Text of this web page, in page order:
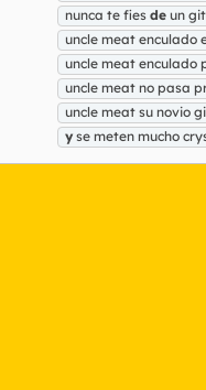
nunca te fies de un
uncle meat enculado
uncle meat enculado
uncle meat no pasa
uncle meat su novio
y se meten mucho